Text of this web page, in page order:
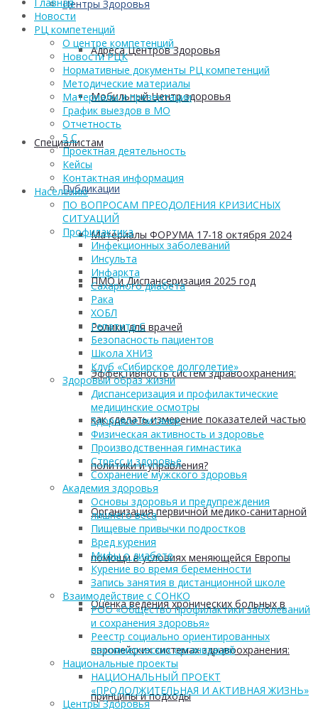
Центры Здоровья
Адреса Центров Здоровья
Мобильный Центр здоровья
Cпециалистам
Публикации
Материалы ФОРУМА 17-18 октября 2024
ПМО и Диспансеризация 2025 год
Ролики для врачей
Эффективность систем здравоохранения:
как сделать измерение показателей частью
политики и управления?
Организация первичной медико-санитарной
помощи в условиях меняющейся Европы
Оценка ведения хронических больных в
европейских системах здравоохранения:
принципы и подходы
Новости
РЦ компетенций
О центре компетенций
Новости РЦК
Нормативные документы РЦ компетенций
Методические материалы
Материалы и презентации
График выездов в МО
Отчетность
5 С
Проектная деятельность
Кейсы
Контактная информация
Населению
ПО ВОПРОСАМ ПРЕОДОЛЕНИЯ КРИЗИСНЫХ
СИТУАЦИЙ
Профилактика
Инфекционных заболеваний
Инсульта
Инфаркта
Сахарного диабета
Рака
ХОБЛ
Гепатита С
Безопасность пациентов
Школа ХНИЗ
Клуб «Сибирское долголетие»
Здоровый образ жизни
Диспансеризация и профилактические
медицинские осмотры
Здоровое питание
Физическая активность и здоровье
Производственная гимнастика
Стресс и здоровье
Сохранение мужского здоровья
Академия здоровья
Основы здоровья и предупреждения
лишнего веса
Пищевые привычки подростков
Вред курения
Мифы о диабете
Курение во время беременности
Запись занятия в дистанционной школе
Взаимодействие с СОНКО
РОО «Общество профилактики заболеваний
и сохранения здоровья»
Реестр социально ориентированных
некоммерческих организаций
Национальные проекты
НАЦИОНАЛЬНЫЙ ПРОЕКТ
«ПРОДОЛЖИТЕЛЬНАЯ И АКТИВНАЯ ЖИЗНЬ»
Центры Здоровья